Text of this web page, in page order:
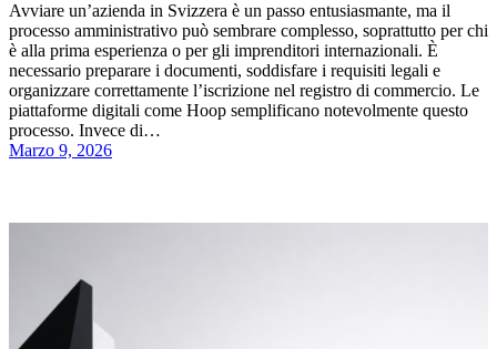
Avviare un’azienda in Svizzera è un passo entusiasmante, ma il
processo amministrativo può sembrare complesso, soprattutto per chi
è alla prima esperienza o per gli imprenditori internazionali. È
necessario preparare i documenti, soddisfare i requisiti legali e
organizzare correttamente l’iscrizione nel registro di commercio. Le
piattaforme digitali come Hoop semplificano notevolmente questo
processo. Invece di…
Marzo 9, 2026